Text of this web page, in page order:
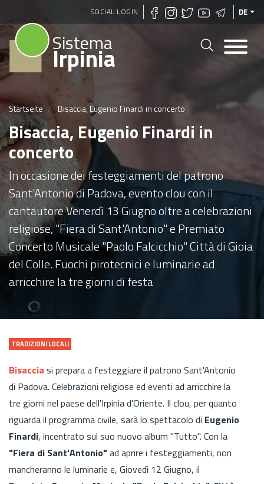
Direkt
zum
SOCIAL LOGIN DE
Sistema
Irpinia
Startseite Bisaccia, Eugenio Finardi in concerto
Bisaccia, Eugenio Finardi in
concerto
In occasione dei festeggiamenti del patrono
Sant'Antonio di Padova, evento clou con il
cantautore Venerdì 13 Giugno oltre a celebrazioni
religiose, "Fiera di Sant'Antonio" e Premiato
Concerto Musicale "Paolo Falcicchio" Città di Gioia
del Colle. Fuochi pirotecnici e luminarie ad
arricchire la tre giorni di festa
TRADIZIONI LOCALI
Bisaccia si prepara a festeggiare il patrono Sant'Antonio
di Padova. Celebrazioni religiose ed eventi ad arricchire la
tre giorni nel paese dell'Irpinia d'Oriente. Il clou, per quanto
riguarda il programma civile, sarà lo spettacolo di Eugenio
Finardi, incentrato sul suo nuovo album "Tutto". Con la
"Fiera di Sant'Antonio" ad aprire i festeggiamenti, non
mancheranno le luminarie e, Giovedì 12 Giugno, il